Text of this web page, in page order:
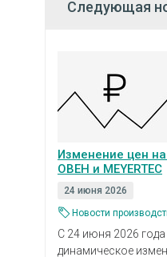
Следующая
Изменение цен
ОВЕН и MEYERTEC
24 июня 2026
Новости
С 24 июня 2026
динамическое